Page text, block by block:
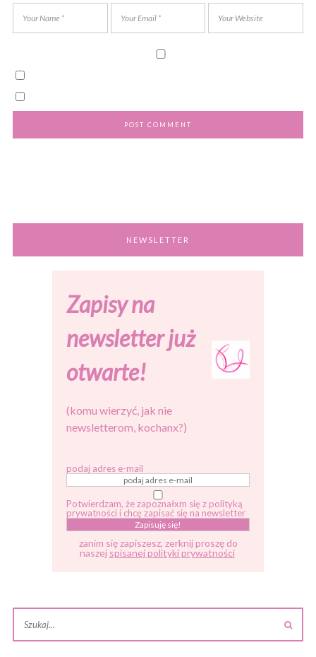
NEWSLETTER
Zapisy na
newsletter już
otwarte!
(komu wierzyć, jak nie
newsletterom, kochanx?)
podaj adres e-mail
Potwierdzam, że zapoznałxm się z polityką
prywatności i chcę zapisać się na newsletter
zanim się zapiszesz, zerknij proszę do
naszej spisanej polityki prywatności